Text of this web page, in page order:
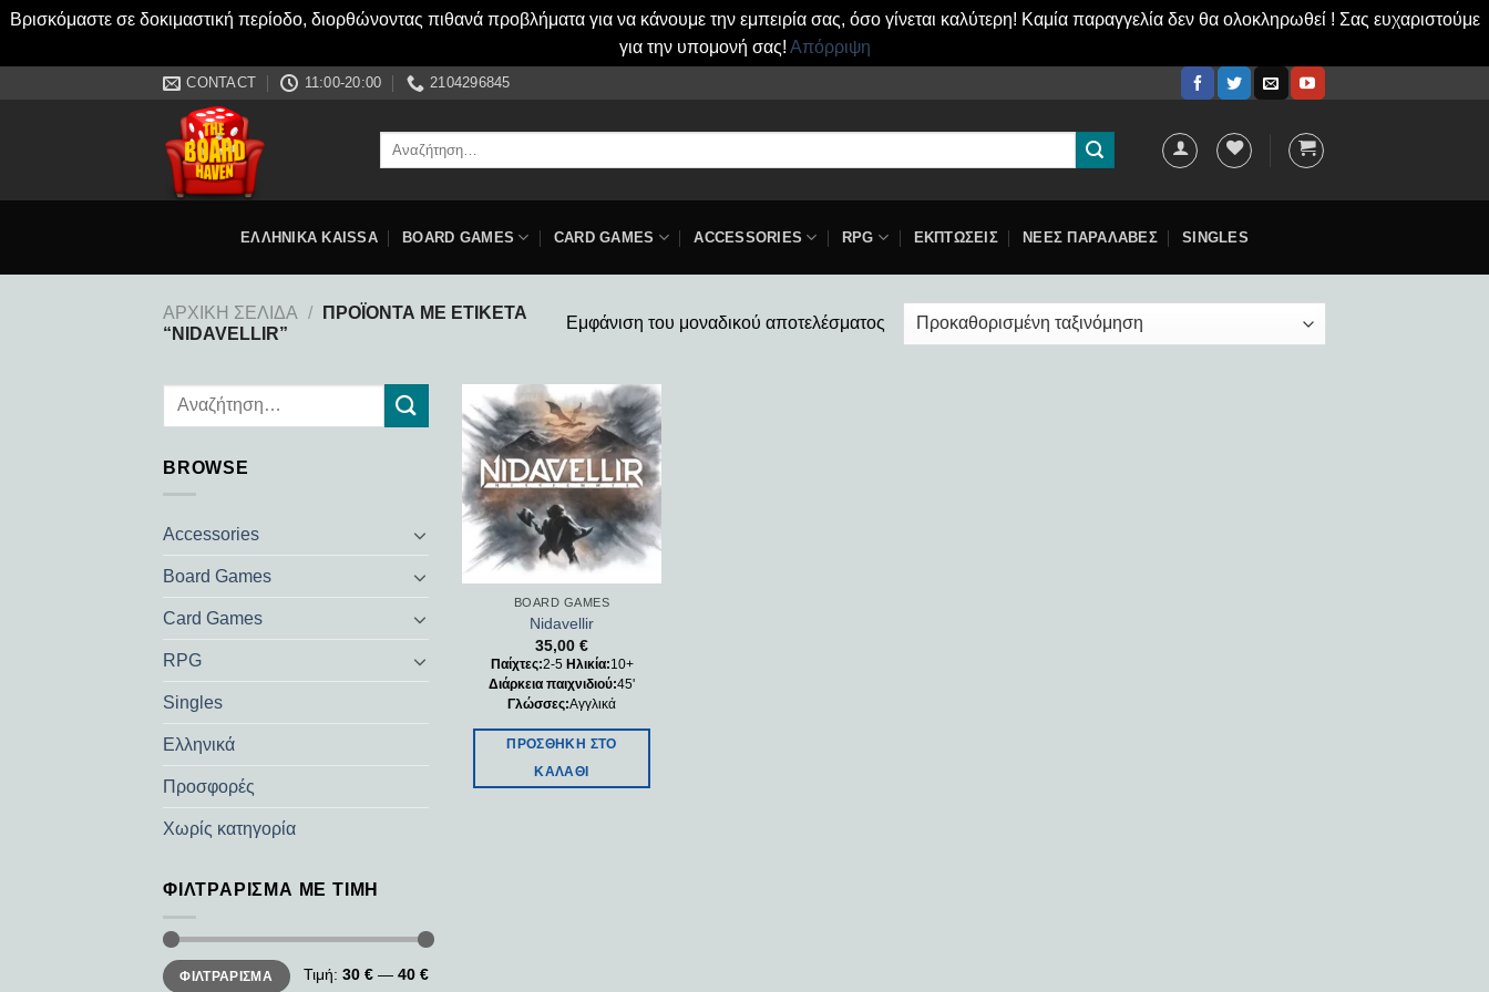
Βρισκόμαστε σε δοκιμαστική περίοδο, διορθώνοντας πιθανά προβλήματα για να κάνουμε την εμπειρία σας, όσο γίνεται καλύτερη! Καμία παραγγελία δεν θα ολοκληρωθεί ! Σας ευχαριστούμε
για την υπομονή σας! Απόρριψη
CONTACT 11:00-20:00 2104296845
Αναζήτηση
ΕΛΛΗΝΙΚΑ KAISSA BOARD GAMES CARD GAMES ACCESSORIES RPG ΕΚΠΤΩΣΕΙΣ ΝΕΕΣ ΠΑΡΑΛΑΒΕΣ SINGLES
ΑΡΧΙΚΉ ΣΕΛΊΔΑ /
ΠΡΟΪΌΝΤΑ ΜΕ ΕΤΙΚΈΤΑ
“NIDAVELLIR”
Εμφάνιση του μοναδικού αποτελέσματος
BROWSE
Accessories
Board Games
Card Games
RPG
Singles
Ελληνικά
Προσφορές
Χωρίς κατηγορία
ΦΙΛΤΡΆΡΙΣΜΑ ΜΕ ΤΙΜΉ
Ελάχιστη
τιμή
Μέγιστη
τιμήΦΙΛΤΡΆΡΙΣΜΑ Τιμή: 30 € — 40 €
Add to
wishlist
BOARD GAMES
Nidavellir
35,00 €
Παίχτες:2-5 Ηλικία:10+
Διάρκεια παιχνιδιού:45'
Γλώσσες:Αγγλικά
ΠΡΟΣΘΉΚΗ ΣΤΟ
ΚΑΛΆΘΙ